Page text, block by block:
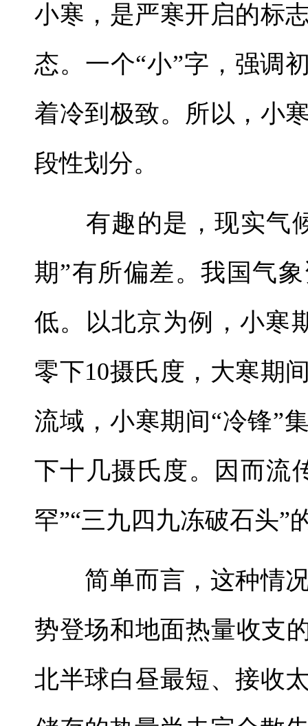
小寒，是严寒开启的标
态。一个“小”字，强调
着冷到极致。所以，小
段性划分。
有趣的是，现实气候
期”有所偏差。我国气
低。以北京为例，小寒
零下10摄氏度，大寒期
流域，小寒期间“冷锋”
下十几摄氏度。因而流
罕”“三九四九冻破石头”
简单而言，这种情况
势登场和地面热量收支
北半球白昼最短、接收